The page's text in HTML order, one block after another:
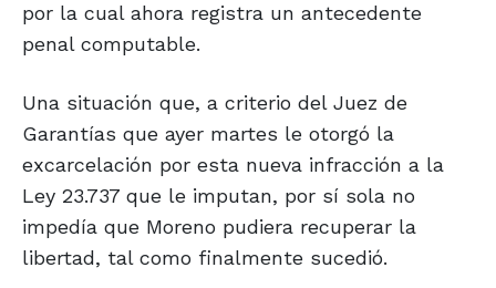
por la cual ahora registra un antecedente
penal computable.
Una situación que, a criterio del Juez de
Garantías que ayer martes le otorgó la
excarcelación por esta nueva infracción a la
Ley 23.737 que le imputan, por sí sola no
impedía que Moreno pudiera recuperar la
libertad, tal como finalmente sucedió.